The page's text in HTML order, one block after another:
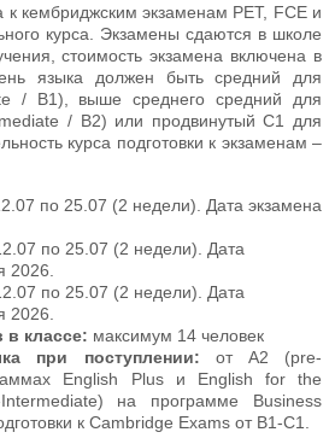
к кембриджским экзаменам PET, FCE и
курса. Экзамены сдаются в школе
стоимость экзамена включена в
языка должен быть средний для
/ B1), выше среднего средний для
/ B2) или продвинутый С1 для
курса подготовки к экзаменам –
по 25.07 (2 недели). Дата экзамена
по 25.07 (2 недели). Дата
2026.
по 25.07 (2 недели). Дата
2026.
в классе: максимум 14 человек
при поступлении: от А2 (pre-
English Plus и English for the
на программе Business
к Cambridge Exams от В1-С1.